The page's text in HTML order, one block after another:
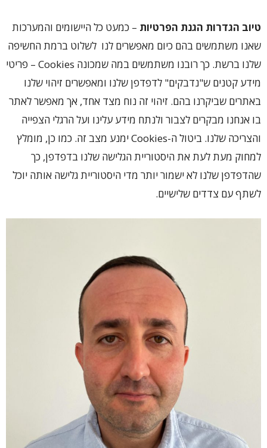
טיוב הגדרות הגנת הפרטיות – כמעט כל היישומים והמערכות
שאנו משתמשים בהם כיום מאפשרים לנו לשלוט ברמת החשיפה
שלנו ברשת. כך רובנו משתמשים במה שמכונה Cookies – פריטי
מידע קטנים ש"נדבקים" לדפדפן שלנו ומאפשרים זיהוי שלנו
באתרים שביקרנו בהם. זיהוי זה נוח מצד אחד, אך מאפשר לאתר
בו אנחנו מבקרים לצבור ולנתח מידע עלינו ועל הרגלי הצפייה
והצריכה שלנו. ביטול ה-Cookies ימנע מצב זה. כמו כן, מומלץ
למחוק מעת לעת את היסטוריית הגלישה שלנו בדפדפן, כך
שהדפדפן שלנו לא ישמור יותר מדי היסטוריית גלישה אותה יוכל
לשתף עם צדדים שלישיים.